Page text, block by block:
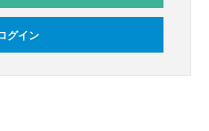
グイン